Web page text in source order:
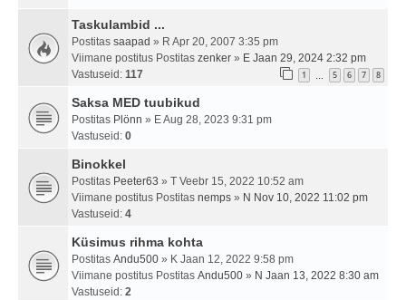
Taskulambid ...
Postitas saapad » R Apr 20, 2007 3:35 pm
Viimane postitus Postitas zenker » E Jaan 29, 2024 2:32 pm
Vastuseid: 117 1 5 6 7 8
Saksa MED tuubikud
Postitas Plönn » E Aug 28, 2023 9:31 pm
Vastuseid: 0
Binokkel
Postitas Peeter63 » T Veebr 15, 2022 10:52 am
Viimane postitus Postitas nemps » N Nov 10, 2022 11:02 pm
Vastuseid: 4
Küsimus rihma kohta
Postitas Andu500 » K Jaan 12, 2022 9:58 pm
Viimane postitus Postitas Andu500 » N Jaan 13, 2022 8:30 am
Vastuseid: 2